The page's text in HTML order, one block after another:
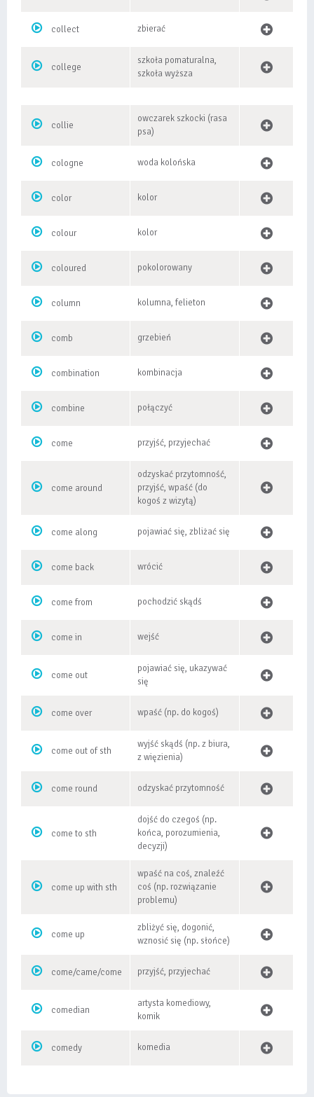
collect zbierać
college
szkoła pomaturalna,
szkoła wyższa
collie
owczarek szkocki (rasa
psa)
cologne woda kolońska
color kolor
colour kolor
coloured pokolorowany
column kolumna, felieton
comb grzebień
combination kombinacja
combine połączyć
come przyjść, przyjechać
come around
odzyskać przytomność,
przyjść, wpaść (do
kogoś z wizytą)
come along pojawiać się, zbliżać się
come back wrócić
come from pochodzić skądś
come in wejść
come out
pojawiać się, ukazywać
się
come over wpaść (np. do kogoś)
come out of sth
wyjść skądś (np. z biura,
z więzienia)
come round odzyskać przytomność
come to sth
dojść do czegoś (np.
końca, porozumienia,
decyzji)
come up with sth
wpaść na coś, znaleźć
coś (np. rozwiązanie
problemu)
come up
zbliżyć się, dogonić,
wznosić się (np. słońce)
come/came/come przyjść, przyjechać
comedian
artysta komediowy,
komik
comedy komedia